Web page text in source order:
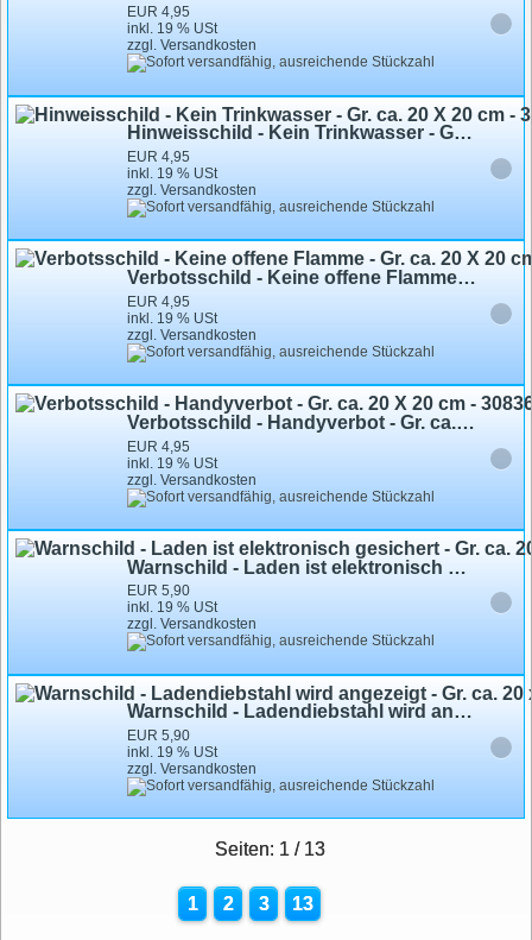
EUR 4,95
inkl. 19 % USt
zzgl. Versandkosten
Hinweisschild - Kein Trinkwasser - Gr. ca. 20 X 20 cm - 308341
EUR 4,95
inkl. 19 % USt
zzgl. Versandkosten
Verbotsschild - Keine offene Flamme - Gr. ca. 20 X 20 cm - 308342
EUR 4,95
inkl. 19 % USt
zzgl. Versandkosten
Verbotsschild - Handyverbot - Gr. ca. 20 X 20 cm - 308363
EUR 4,95
inkl. 19 % USt
zzgl. Versandkosten
Warnschild - Laden ist elektronisch gesichert - Gr. ca. 20 x 20 cm - 308816
EUR 5,90
inkl. 19 % USt
zzgl. Versandkosten
Warnschild - Ladendiebstahl wird angezeigt - Gr. ca. 20 x 20 cm - 308818
EUR 5,90
inkl. 19 % USt
zzgl. Versandkosten
Seiten: 1 / 13
1 2 3 13